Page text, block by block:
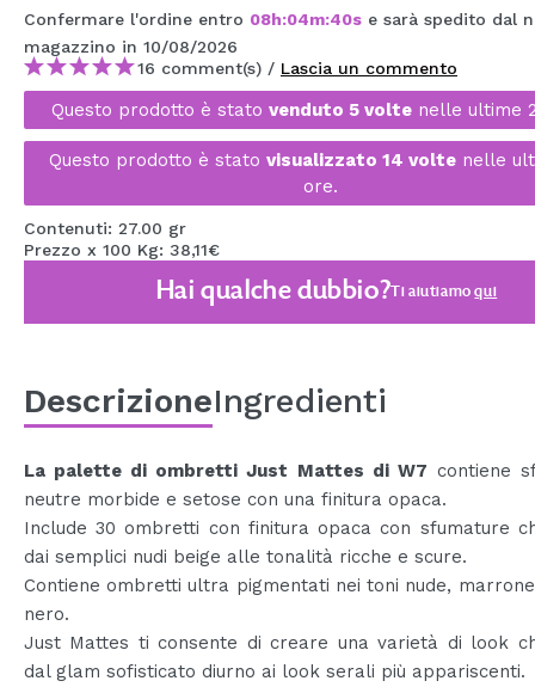
MAQUIFARMA
KOREA ZONE
TRAVEL SIZE
NATURE
SPECIALE
PROSSIMAMENTE
BLOG
Confermare l'ordine entro 08h:04m:40s e sarà spedito dal
magazzino in 10/08/2026
16 comment(s) / Lascia un commento
Questo prodotto è stato venduto 5 volte nelle ultime
Questo prodotto è stato visualizzato 14 voltenelle
ore.
Contenuti: 27.00 gr
Prezzo x 100 Kg: 38,11€
Hai qualche dubbio?Ti aiutiamoqui
DescrizioneIngredienti
La palette di ombretti Just Mattes di W7 contiene
neutre morbide e setose con una finitura opaca.
Include 30 ombretti con finitura opaca con sfumature
dai semplici nudi beige alle tonalità ricche e scure.
Contiene ombretti ultra pigmentati nei toni nude,
nero.
Just Mattes ti consente di creare una varietà di look
dal glam sofisticato diurno ai look serali più appariscenti.